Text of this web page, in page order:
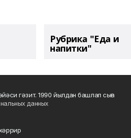
Рубрика "Еда и
напитки"
гәзит. 1990 йылдан башлап сыға
данных